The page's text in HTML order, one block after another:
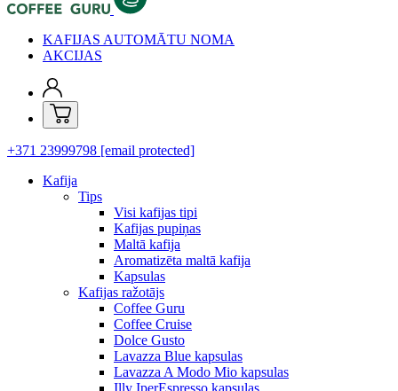
KAFIJAS AUTOMĀTU NOMA
AKCIJAS
+371 23999798 [email protected]
Kafija
Tips
Visi kafijas tipi
Kafijas pupiņas
Maltā kafija
Aromatizēta maltā kafija
Kapsulas
Kafijas ražotājs
Coffee Guru
Coffee Cruise
Dolce Gusto
Lavazza Blue kapsulas
Lavazza A Modo Mio kapsulas
Illy IperEspresso kapsulas